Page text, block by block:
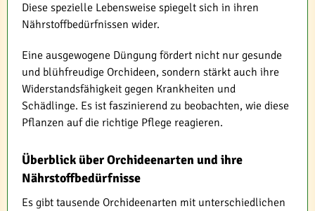
Diese spezielle Lebensweise spiegelt sich in ihren
Nährstoffbedürfnissen wider.
Eine ausgewogene Düngung fördert nicht nur gesunde
und blühfreudige Orchideen, sondern stärkt auch ihre
Widerstandsfähigkeit gegen Krankheiten und
Schädlinge. Es ist faszinierend zu beobachten, wie diese
Pflanzen auf die richtige Pflege reagieren.
Überblick über Orchideenarten und ihre
Nährstoffbedürfnisse
Es gibt tausende Orchideenarten mit unterschiedlichen